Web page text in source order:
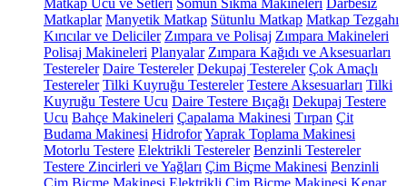
Matkap Ucu ve Setleri Somun Sıkma Makineleri Darbesiz
Matkaplar Manyetik Matkap Sütunlu Matkap Matkap Tezgahı
Kırıcılar ve Deliciler Zımpara ve Polisaj Zımpara Makineleri
Polisaj Makineleri Planyalar Zımpara Kağıdı ve Aksesuarları
Testereler Daire Testereler Dekupaj Testereler Çok Amaçlı
Testereler Tilki Kuyruğu Testereler Testere Aksesuarları Tilki
Kuyruğu Testere Ucu Daire Testere Bıçağı Dekupaj Testere
Ucu Bahçe Makineleri Çapalama Makinesi Tırpan Çit
Budama Makinesi HidroforYaprak Toplama Makinesi
Motorlu Testere Elektrikli Testereler Benzinli Testereler
Testere Zincirleri ve Yağları Çim Biçme Makinesi Benzinli
Çim Biçme Makinesi Elektrikli Çim Biçme Makinesi Kenar